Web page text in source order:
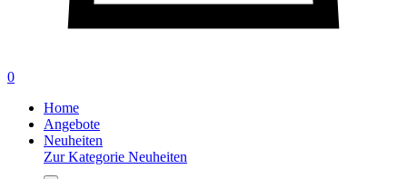
0
Home
Angebote
Neuheiten
Zur Kategorie Neuheiten